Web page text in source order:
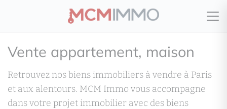
Vente appartement, maison
Retrouvez nos biens immobiliers à vendre à Paris
et aux alentours. MCM Immo vous accompagne
dans votre projet immobilier avec des biens